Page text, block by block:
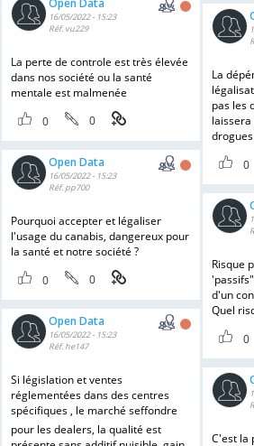
Open Data
16/05/2022 - 15:23
Réf. vu229
La perte de controle est très élevée
dans nos société ou la santé
mentale est malmenée
0
0
La
pas les
0
Open Data
16/05/2022 - 15:23
Réf. pp700
Pourquoi accepter et légaliser
l'usage du canabis, dangereux pour
la santé et notre société ?
0
0
Risque
d'un
Quel
0
Open Data
16/05/2022 - 15:23
Réf. he147
Si législation et ventes
réglementées dans des centres
spécifiques , le marché seffondre
pour les dealers, la qualité est
C'est la